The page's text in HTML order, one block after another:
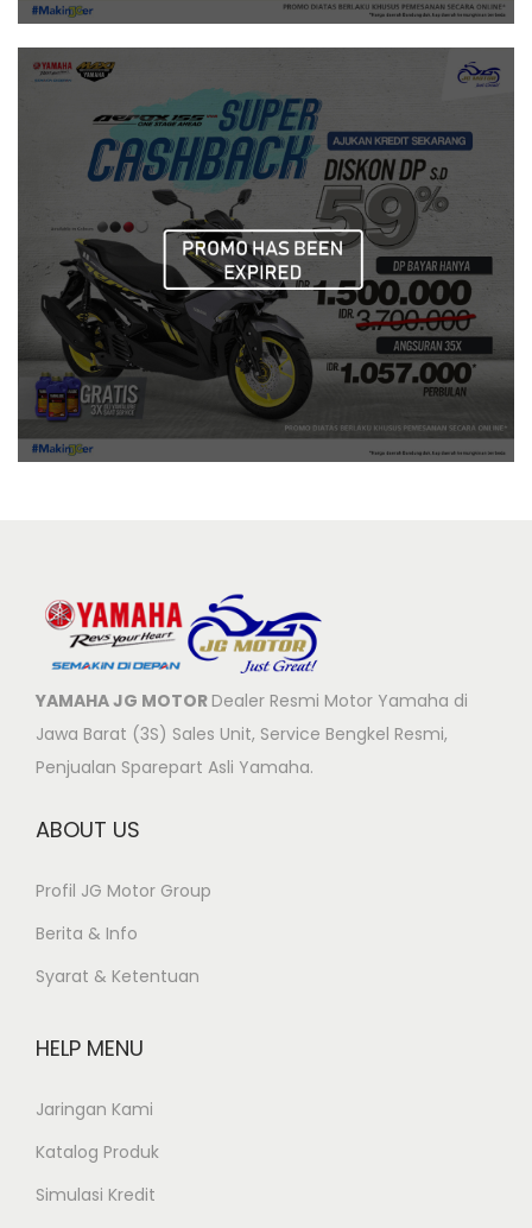
YAMAHA JG MOTOR Dealer Resmi Motor Yamaha di
Jawa Barat (3S) Sales Unit, Service Bengkel Resmi,
Penjualan Sparepart Asli Yamaha.
ABOUT US
Profil JG Motor Group
Berita & Info
Syarat & Ketentuan
HELP MENU
Jaringan Kami
Katalog Produk
Simulasi Kredit